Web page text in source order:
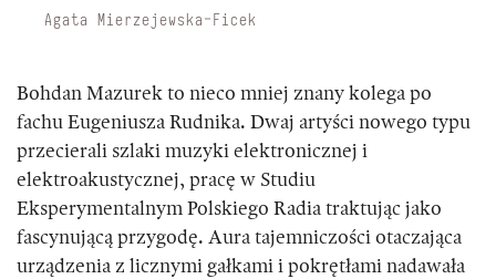
Agata Mierzejewska-Ficek
Bohdan Mazurek to nieco mniej znany kolega po
fachu Eugeniusza Rudnika. Dwaj artyści nowego typu
przecierali szlaki muzyki elektronicznej i
elektroakustycznej, pracę w Studiu
Eksperymentalnym Polskiego Radia traktując jako
fascynującą przygodę. Aura tajemniczości otaczająca
urządzenia z licznymi gałkami i pokrętłami nadawała